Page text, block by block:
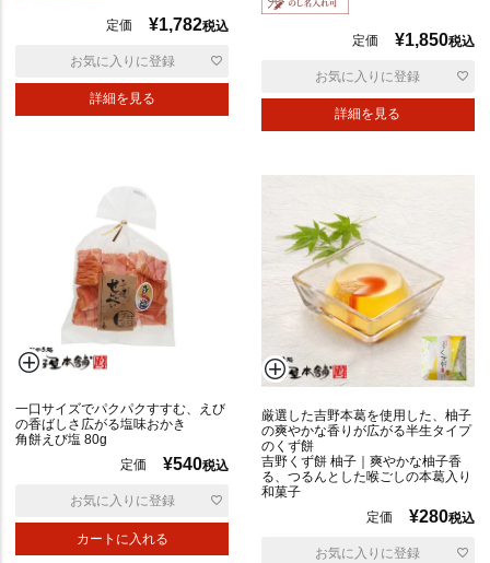
定価 ¥1,782税込
詳細を見る
お気に入りに登録
定価 ¥1,850税込
詳細を見る
お気に入りに登録
一口サイズでパクパクすすむ、えび
の香ばしさ広がる塩味おかき
角餅えび塩 80g
定価
¥540税込
カートに入れる
お気に入りに登録
厳選した吉野本葛を使用した、柚子
の爽やかな香りが広がる半生タイプ
のくず餅
吉野くず餅 柚子｜爽やかな柚子香
る、つるんとした喉ごしの本葛入り
和菓子
定価
¥280税込
お気に入りに登録